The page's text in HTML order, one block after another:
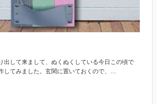
出して来まして、ぬくぬくしている今日この頃で
してみました。玄関に置いておくので、…